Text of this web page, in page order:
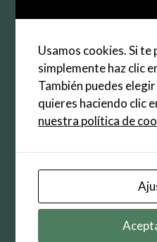
Guarda mi nombre,
este navegador para
comente.
Usamos cookies. Si te
simplemente haz clic
También puedes
quieres haciendo clic
nuestra política de